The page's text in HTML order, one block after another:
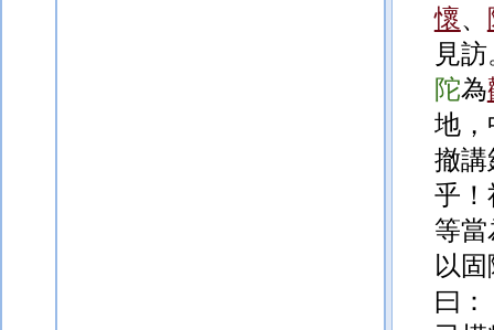
懷、
見
陀為
地，
撤講
乎！
等
以
曰